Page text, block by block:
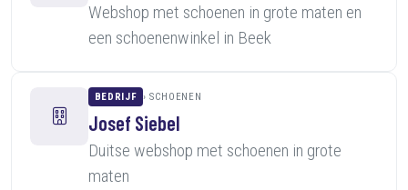
Webshop met schoenen in grote maten en
een schoenenwinkel in Beek
BEDRIJF SCHOENEN
Josef Siebel
Duitse webshop met schoenen in grote
maten